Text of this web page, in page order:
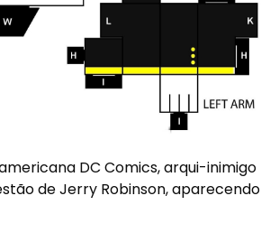
DC Comics, arqui-inimigo
de Jerry Robinson, aparecendo